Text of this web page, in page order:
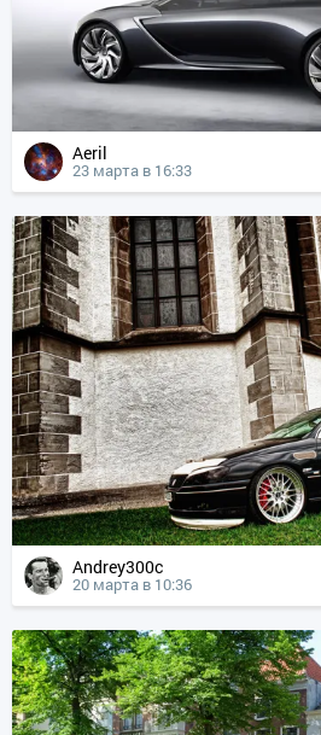
Aeril
23 марта в 16:33
Andrey300c
20 марта в 10:36